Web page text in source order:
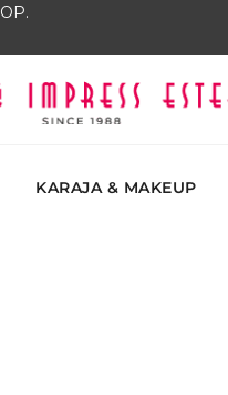
KARAJA & MAKEUP